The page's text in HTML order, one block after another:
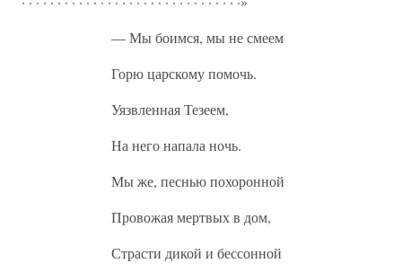
— Мы боимся, мы не смеем
Горю царскому помочь.
Уязвленная Тезеем,
На него напала ночь.
Мы же, песнью похоронной
Провожая мертвых в дом,
Страсти дикой и бессонной